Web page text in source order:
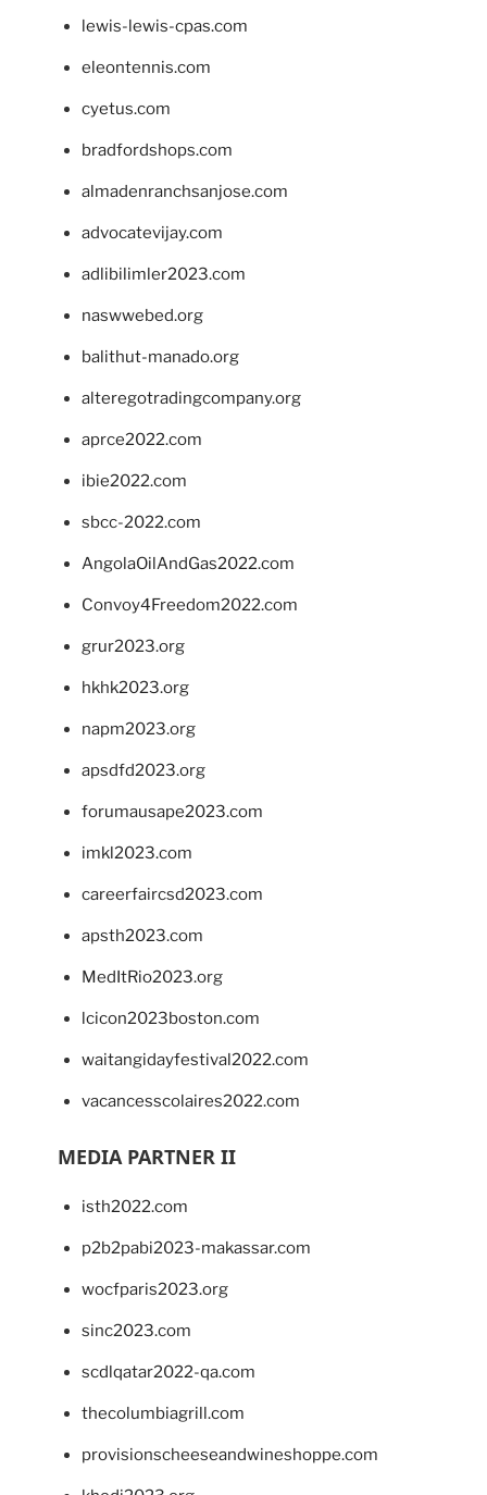
lewis-lewis-cpas.com
eleontennis.com
cyetus.com
bradfordshops.com
almadenranchsanjose.com
advocatevijay.com
adlibilimler2023.com
naswwebed.org
balithut-manado.org
alteregotradingcompany.org
aprce2022.com
ibie2022.com
sbcc-2022.com
AngolaOilAndGas2022.com
Convoy4Freedom2022.com
grur2023.org
hkhk2023.org
napm2023.org
apsdfd2023.org
forumausape2023.com
imkl2023.com
careerfaircsd2023.com
apsth2023.com
MedItRio2023.org
lcicon2023boston.com
waitangidayfestival2022.com
vacancesscolaires2022.com
MEDIA PARTNER II
isth2022.com
p2b2pabi2023-makassar.com
wocfparis2023.org
sinc2023.com
scdlqatar2022-qa.com
thecolumbiagrill.com
provisionscheeseandwineshoppe.com